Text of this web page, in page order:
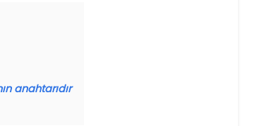
anahtarıdır